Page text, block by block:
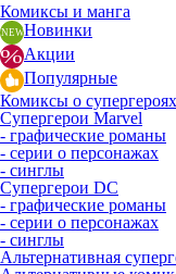
Комиксы и манга
Новинки
Акции
Популярные
Комиксы о супергероях
Супергерои Marvel
- графические романы
- серии о персонажах
- синглы
Супергерои DC
- графические романы
- серии о персонажах
- синглы
Альтернативная